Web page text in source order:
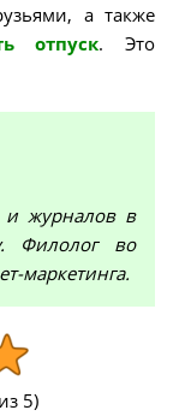
а также
отпуск. Это
и журналов в
Филолог во
маркетинга.
из 5)